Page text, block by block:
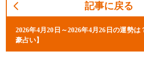
記事に戻る
2026年4月20日～2026年4月26日の運勢
豪占い】